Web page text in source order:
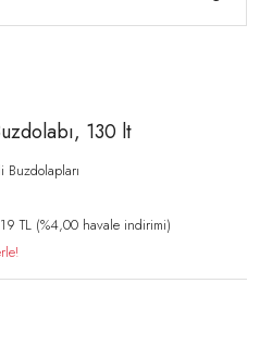
130 lt
Buzdolapları
TL (%4,00 havale indirimi)